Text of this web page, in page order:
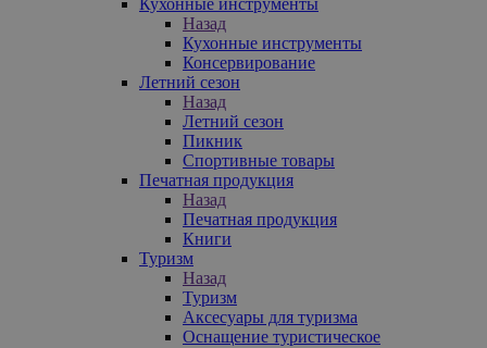
Назад
Кухонные инструменты
Консервирование
Летний сезон
Назад
Летний сезон
Пикник
Спортивные товары
Печатная продукция
Назад
Печатная продукция
Книги
Туризм
Назад
Туризм
Аксесуары для туризма
Оснащение туристическое